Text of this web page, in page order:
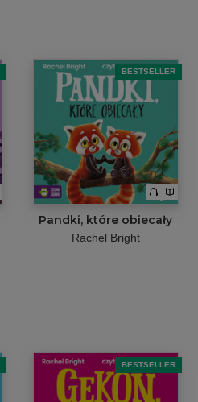
BESTSELLER
Pandki, które obiecały
Rachel Bright
BESTSELLER